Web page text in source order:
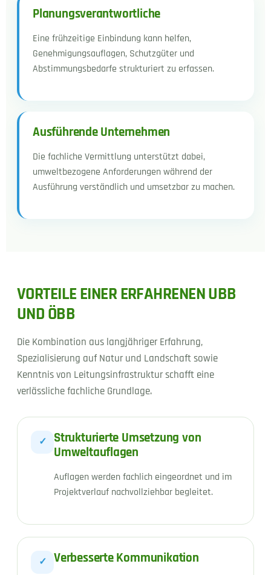
Planungsverantwortliche
Eine frühzeitige Einbindung kann helfen,
Genehmigungsauflagen, Schutzgüter und
Abstimmungsbedarfe strukturiert zu erfassen.
Ausführende Unternehmen
Die fachliche Vermittlung unterstützt dabei,
umweltbezogene Anforderungen während der
Ausführung verständlich und umsetzbar zu machen.
VORTEILE EINER ERFAHRENEN UBB
UND ÖBB
Die Kombination aus langjähriger Erfahrung,
Spezialisierung auf Natur und Landschaft sowie
Kenntnis von Leitungsinfrastruktur schafft eine
verlässliche fachliche Grundlage.
✓
Strukturierte Umsetzung von
Umweltauflagen
Auflagen werden fachlich eingeordnet und im
Projektverlauf nachvollziehbar begleitet.
✓ Verbesserte Kommunikation